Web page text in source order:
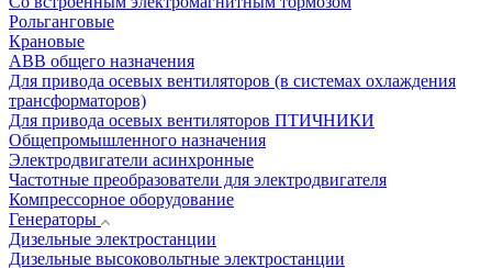
Рольганговые
Крановые
АВВ общего назначения
Для привода осевых вентиляторов (в системах охлаждения
трансформаторов)
Для привода осевых вентиляторов ПТИЧНИКИ
Общепромышленного назначения
Электродвигатели асинхронные
Частотные преобразователи для электродвигателя
Компрессорное оборудование
Генераторы
Дизельные электростанции
Дизельные высоковольтные электростанции